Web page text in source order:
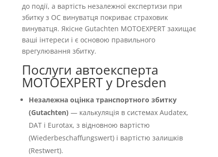
до події, а вартість незалежної експертизи при
збитку з OC винуватця покриває страховик
винуватця. Якісне Gutachten MOTOEXPERT захищає
ваші інтереси і є основою правильного
врегулювання збитку.
Послуги автоексперта
MOTOEXPERT у Dresden
Незалежна оцінка транспортного збитку
(Gutachten) — калькуляція в системах Audatex,
DAT і Eurotax, з відновною вартістю
(Wiederbeschaffungswert) і вартістю залишків
(Restwert).